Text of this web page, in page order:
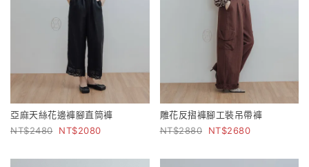
亞麻天絲花邊褲腳直筒褲
2480
2080
雕花反摺褲腳工裝吊帶褲
2880
2680